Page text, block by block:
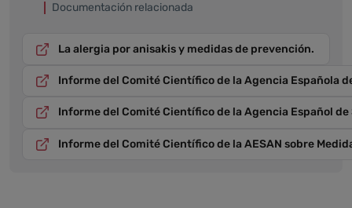
Documentación relacionada
La alergia por anisakis y medidas de prevención.
Informe del Comité Científico de la Agencia Española
Informe del Comité Científico de la Agencia Español
Informe del Comité Científico de la AESAN sobre